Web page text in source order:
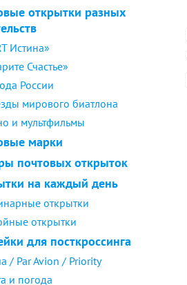
открытки разных
Истина»
Счастье»
России
мирового биатлона
и мультфильмы
марки
почтовых открыток
на каждый день
открытки
открытки
для посткроссинга
/ Par Avion / Priority
и погода